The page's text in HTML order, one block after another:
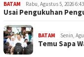
BATAM Rabu, Agustus 5, 2026
Usai Pengukuhan
BATAM Senin,
Temu Sapa